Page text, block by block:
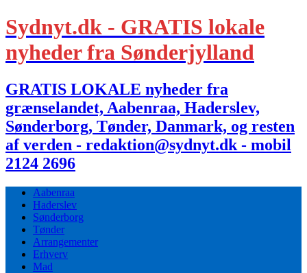
Sydnyt.dk - GRATIS lokale
nyheder fra Sønderjylland
GRATIS LOKALE nyheder fra
grænselandet, Aabenraa, Haderslev,
Sønderborg, Tønder, Danmark, og resten
af verden - redaktion@sydnyt.dk - mobil
2124 2696
Aabenraa
Haderslev
Sønderborg
Tønder
Arrangementer
Erhverv
Mad